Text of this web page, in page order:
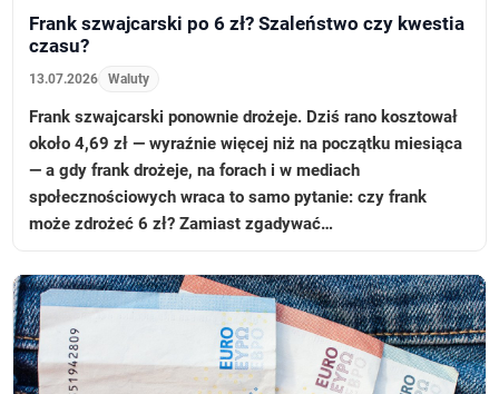
Frank szwajcarski po 6 zł? Szaleństwo czy kwestia
czasu?
13.07.2026 Waluty
Frank szwajcarski ponownie drożeje. Dziś rano kosztował
około 4,69 zł — wyraźnie więcej niż na początku miesiąca
— a gdy frank drożeje, na forach i w mediach
społecznościowych wraca to samo pytanie: czy frank
może zdrożeć 6 zł? Zamiast zgadywać…